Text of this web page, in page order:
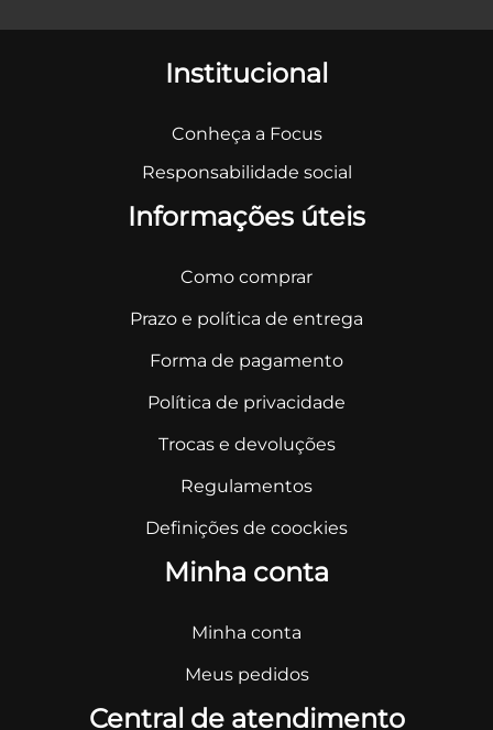
Institucional
Conheça a Focus
Responsabilidade social
Informações úteis
Como comprar
Prazo e política de entrega
Forma de pagamento
Política de privacidade
Trocas e devoluções
Regulamentos
Definições de coockies
Minha conta
Minha conta
Meus pedidos
Central de atendimento